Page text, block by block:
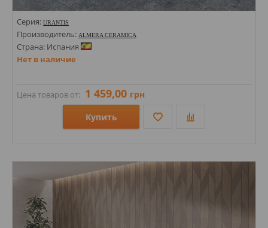
Серия: URANTIS
Производитель: ALMERA CERAMICA
Страна: Испания
Нет в наличие
Цена товаров от: 1 459,00 грн
Купить
Стили: Под бетон;